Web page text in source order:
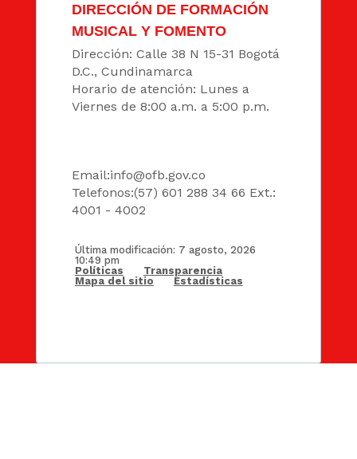
DIRECCIÓN DE FORMACIÓN
MUSICAL Y FOMENTO
Dirección: Calle 38 N 15-31 Bogotá
D.C., Cundinamarca
Horario de atención: Lunes a
Viernes de 8:00 a.m. a 5:00 p.m.
Email:info@ofb.gov.co
Telefonos:(57) 601 288 34 66 Ext.:
4001 - 4002
Última modificación: 7 agosto, 2026
10:49 pm
Políticas
Transparencia
Mapa del sitio
Estadísticas